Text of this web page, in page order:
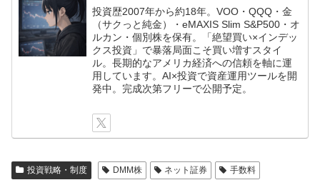
投資歴2007年から約18年。VOO・QQQ・金
（サクっと純金）・eMAXIS Slim S&P500・オ
ルカン・個別株を保有。「絶望買い×インデッ
クス投資」で暴落局面こそ買い増すスタイ
ル。長期的なアメリカ経済への信頼を軸に運
用しています。AI×投資で資産運用ツールを開
発中。完成次第フリーで公開予定。
投資戦略・制度 DMM株 ネット証券
手数料